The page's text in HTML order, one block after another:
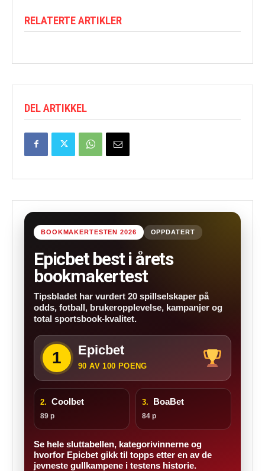
RELATERTE ARTIKLER
DEL ARTIKKEL
BOOKMAKERTESTEN 2026 OPPDATERT
Epicbet best i årets
bookmakertest
Tipsbladet har vurdert 20 spillselskaper på
odds, fotball, brukeropplevelse, kampanjer og
total sportsbook-kvalitet.
1 Epicbet
90 AV 100 POENG
2. Coolbet
89 p
3. BoaBet
84 p
Se hele sluttabellen, kategorivinnerne og
hvorfor Epicbet gikk til topps etter en av de
jevneste gullkampene i testens historie.